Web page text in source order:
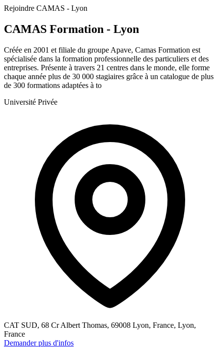
Rejoindre CAMAS - Lyon
CAMAS Formation - Lyon
Créée en 2001 et filiale du groupe Apave, Camas Formation est
spécialisée dans la formation professionnelle des particuliers et des
entreprises. Présente à travers 21 centres dans le monde, elle forme
chaque année plus de 30 000 stagiaires grâce à un catalogue de plus
de 300 formations adaptées à to
Université Privée
CAT SUD, 68 Cr Albert Thomas, 69008 Lyon, France, Lyon,
France
Demander plus d'infos